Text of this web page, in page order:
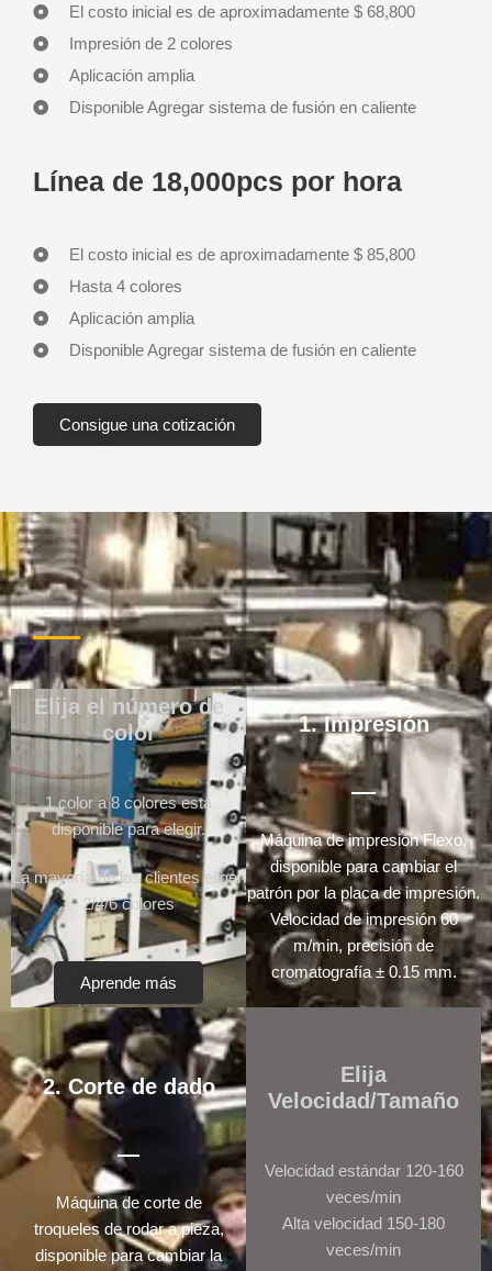
El costo inicial es de aproximadamente $ 68,800
Impresión de 2 colores
Aplicación amplia
Disponible Agregar sistema de fusión en caliente
Línea de 18,000pcs por hora
El costo inicial es de aproximadamente $ 85,800
Hasta 4 colores
Aplicación amplia
Disponible Agregar sistema de fusión en caliente
Consigue una cotización
Elija el número de
color
1 color a 8 colores está
disponible para elegir.
La mayoría de los clientes eligen
2/4/6 colores
Aprende más
1. Impresión
Máquina de impresión Flexo,
disponible para cambiar el
patrón por la placa de impresión.
Velocidad de impresión 60
m/min, precisión de
cromatografía ± 0.15 mm.
2. Corte de dado
Máquina de corte de
troqueles de rodar a pieza,
disponible para cambiar la
Elija
Velocidad/Tamaño
Velocidad estándar 120-160
veces/min
Alta velocidad 150-180
veces/min